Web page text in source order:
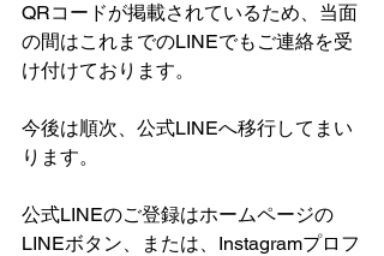
QRコードが掲載されているため、当面
の間はこれまでのLINEでもご連絡を受
け付けております。
今後は順次、公式LINEへ移行してまい
ります。
公式LINEのご登録はホームページの
LINEボタン、または、Instagramプロフ